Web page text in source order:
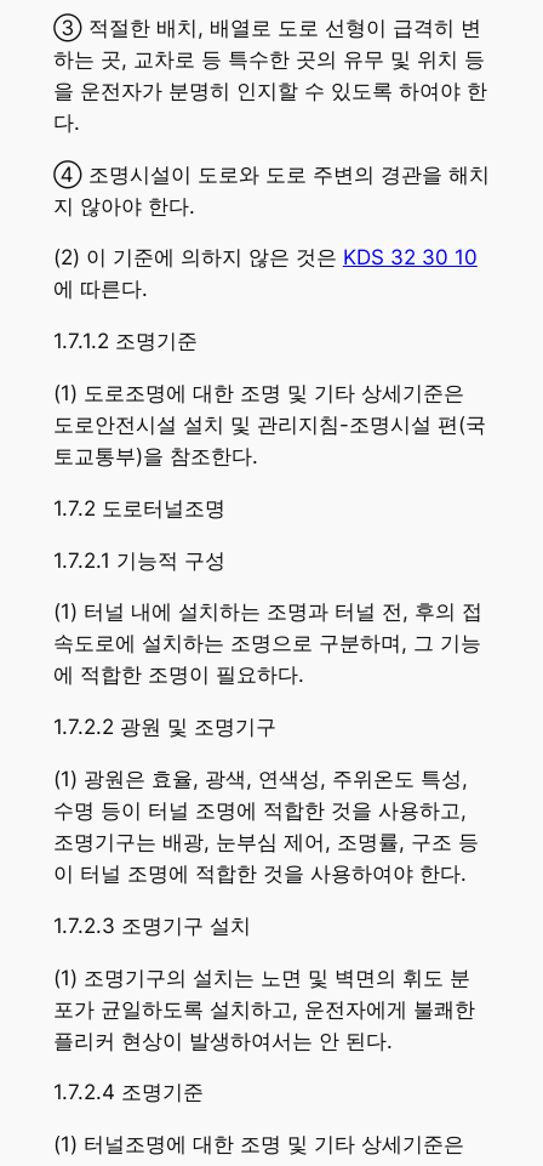
③ 적절한 배치, 배열로 도로 선형이 급격히 변
하는 곳, 교차로 등 특수한 곳의 유무 및 위치 등
을 운전자가 분명히 인지할 수 있도록 하여야 한
다.
④ 조명시설이 도로와 도로 주변의 경관을 해치
지 않아야 한다.
(2) 이 기준에 의하지 않은 것은 KDS 32 30 10
에 따른다.
1.7.1.2 조명기준
(1) 도로조명에 대한 조명 및 기타 상세기준은
도로안전시설 설치 및 관리지침-조명시설 편(국
토교통부)을 참조한다.
1.7.2 도로터널조명
1.7.2.1 기능적 구성
(1) 터널 내에 설치하는 조명과 터널 전, 후의 접
속도로에 설치하는 조명으로 구분하며, 그 기능
에 적합한 조명이 필요하다.
1.7.2.2 광원 및 조명기구
(1) 광원은 효율, 광색, 연색성, 주위온도 특성,
수명 등이 터널 조명에 적합한 것을 사용하고,
조명기구는 배광, 눈부심 제어, 조명률, 구조 등
이 터널 조명에 적합한 것을 사용하여야 한다.
1.7.2.3 조명기구 설치
(1) 조명기구의 설치는 노면 및 벽면의 휘도 분
포가 균일하도록 설치하고, 운전자에게 불쾌한
플리커 현상이 발생하여서는 안 된다.
1.7.2.4 조명기준
(1) 터널조명에 대한 조명 및 기타 상세기준은